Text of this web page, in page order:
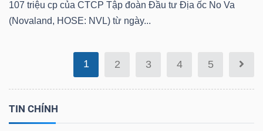
107 triệu cp của CTCP Tập đoàn Đầu tư Địa ốc No Va
(Novaland, HOSE: NVL) từ ngày...
1 2 3 4 5
TIN CHÍNH
đạo
Tin
tức
(-)